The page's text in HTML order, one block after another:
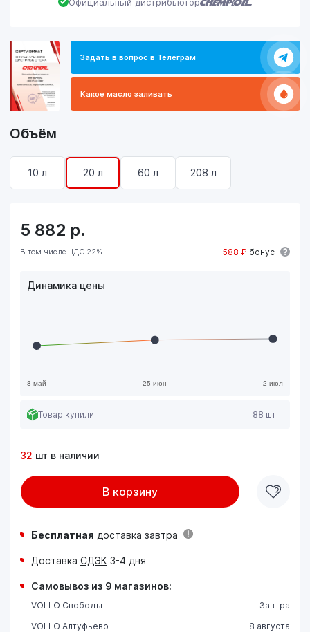
Задать в вопрос в Телеграм
Какое масло заливать
Объём
10 л 20 л 60 л 208 л
5 882 р.
В том числе НДС 22% 588 ₽ бонус
Динамика цены
Товар купили: 88 шт
32 шт в наличии
В корзину
Бесплатная доставка завтра
Доставка СДЭК 3-4 дня
Самовывоз из 9 магазинов:
VOLLO Свободы
Завтра
VOLLO Алтуфьево
8 августа